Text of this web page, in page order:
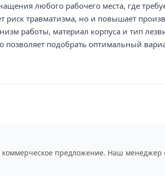
любого рабочего места, где
травматизма, но и повышает
работы, материал корпуса и тип
позволяет подобрать оптимальный
предложение. Наш менеджер